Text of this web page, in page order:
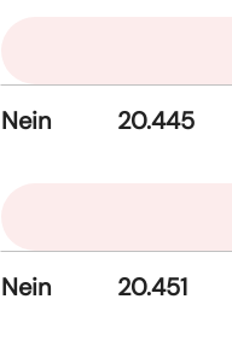
Nein 20.445
Nein 20.451